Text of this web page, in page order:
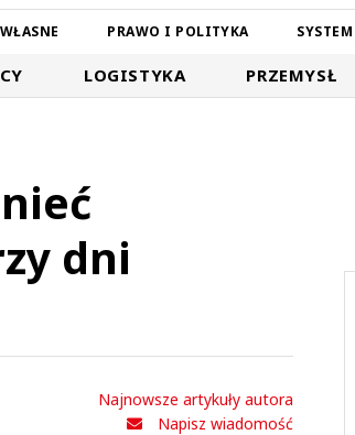
PRAWO I POLITYKA
LOGISTYKA PRZEMYSŁ
dni
Najnowsze artykuły autora
Napisz wiadomość